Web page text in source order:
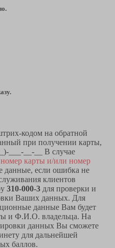
кодом на обратной
при получении карты,
___-__-__ В случае
карты и/или номер
данные, если ошибка не
клиентов
310-000-3 для проверки и
Ваших данных. Для
данные Вам будет
и Ф.И.О. владельца. На
данных Вы сможете
для дальнейшей
баллов.